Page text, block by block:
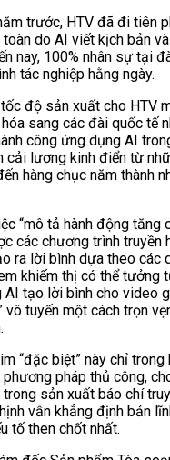
trước, HTV đã đi tiên
do AI viết kịch bản
nay, 100% nhân sự tại
tác nghiệp hằng ngày.
độ sản xuất cho HTV
sang các đài quốc tế
công ứng dụng AI
cải lương kinh điển từ
hàng chục năm thành
“mô tả hành động tăng
các chương trình truyền
ra lời bình dựa theo các
khiếm thị có thể tưởng
AI tạo lời bình cho video
vô tuyến một cách trọn
“đặc biệt” này chỉ trong
pháp thủ công,
sản xuất báo chí
vẫn khẳng định bản
tố then chốt nhất.